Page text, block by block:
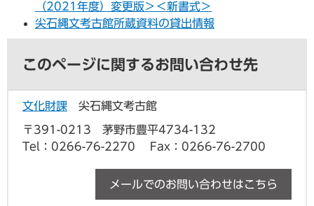
（2021年度）変更版＞＜新書式＞
尖石縄文考古館所蔵資料の貸出情報
このページに関するお問い合わせ先
文化財課 尖石縄文考古館
〒391-0213 茅野市豊平4734-132
Tel：0266-76-2270
Fax：0266-76-2700
メールでのお問い合わせはこちら